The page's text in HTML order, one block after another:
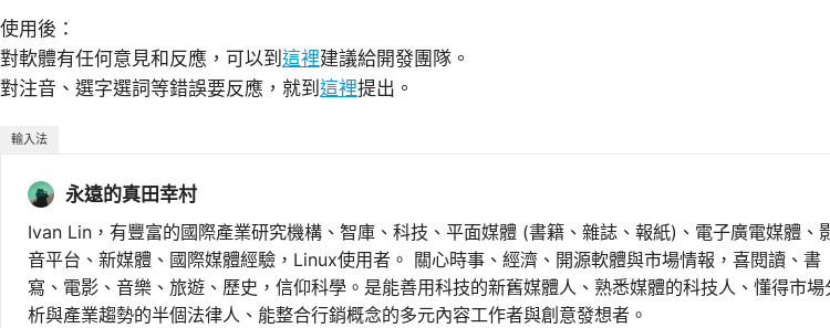
使用後：
對軟體有任何意見和反應，可以到 這裡建議給開發團隊。
對注音、選字選詞等錯誤要反應，就到 這裡提出。
輸入法
永遠的真田幸村
Ivan Lin，有豐富的國際產業研究機構、智庫、科技、平面媒體 (書籍、雜誌、報紙)、電子廣電媒體、
音平台、新媒體、國際媒體經驗，Linux使用者。 關心時事、經濟、開源軟體與市場情報，喜閱讀、書
寫、電影、音樂、旅遊、歷史，信仰科學。是能善用科技的新舊媒體人、熟悉媒體的科技人、懂得市場
析與產業趨勢的半個法律人、能整合行銷概念的多元內容工作者與創意發想者。